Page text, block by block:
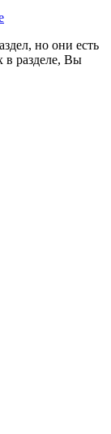
но они есть
в разделе, Вы